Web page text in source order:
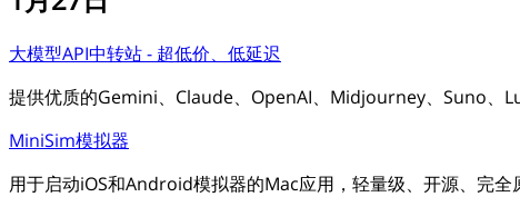
大模型API中转站 - 超低价、低延迟
提供优质的Gemini、Claude、OpenAI、Midjourney、Suno、
MiniSim模拟器
用于启动iOS和Android模拟器的Mac应用，轻量级、开源、完全